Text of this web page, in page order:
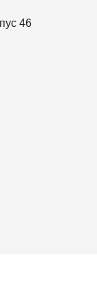
46